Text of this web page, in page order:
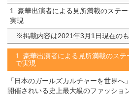
1. 豪華出演者による見所満載のステ
実現
※掲載内容は2021年3月1日現在の
1. 豪華出演者による見所満載のス
で実現
「日本のガールズカルチャーを世界
開催されいる史上最大級のファッショ